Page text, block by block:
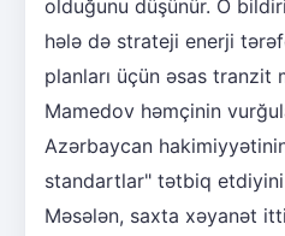
olduğunu düşünür. O
hələ də strateji enerji
planları üçün əsas tranzit
Mamedov həmçinin
Azərbaycan
standartlar" tətbiq
Məsələn, saxta xəyanət